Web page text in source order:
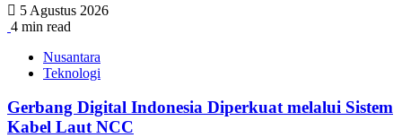
5 Agustus 2026
4 min read
Nusantara
Teknologi
Gerbang Digital Indonesia Diperkuat melalui Sistem
Kabel Laut NCC